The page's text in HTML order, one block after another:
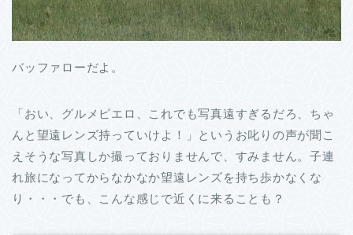
バッファローだよ。
「おい、グルメピエロ、これでも写真遠すぎるだろ、ちゃ
んと望遠レンズ持っていけよ！」というお叱りの声が聞こ
えそうな写真しか撮っておりませんで、すみません。子連
れ旅になってからなかなか望遠レンズを持ち歩かなくな
り・・・でも、こんな感じで近くに来ることも？